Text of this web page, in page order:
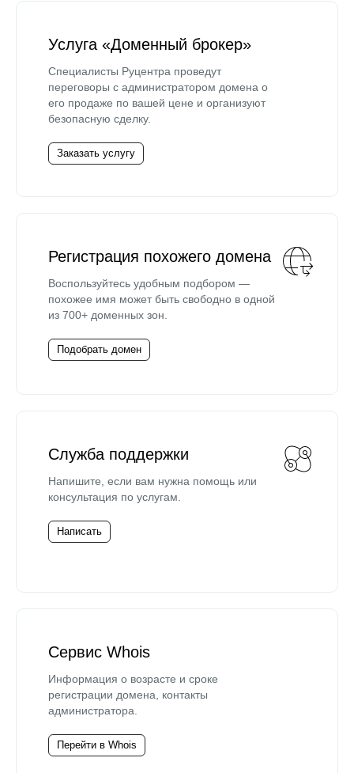
Услуга «Доменный брокер»
Специалисты Руцентра проведут
переговоры с администратором домена о
его продаже по вашей цене и организуют
безопасную сделку.
Заказать услугу
Регистрация похожего домена
Воспользуйтесь удобным подбором —
похожее имя может быть свободно в одной
из 700+ доменных зон.
Подобрать домен
Служба поддержки
Напишите, если вам нужна помощь или
консультация по услугам.
Написать
Сервис Whois
Информация о возрасте и сроке
регистрации домена, контакты
администратора.
Перейти в Whois